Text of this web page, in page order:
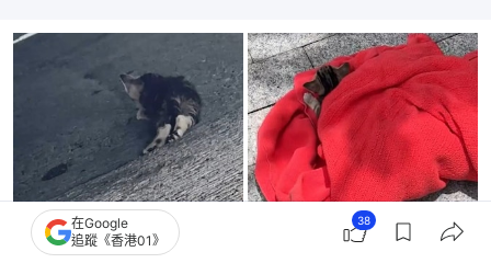
在Google
追蹤《香港01》
38